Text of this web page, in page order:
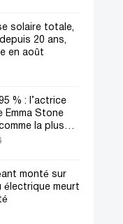
solaire totale,
20 ans,
en août
% : l’actrice
Emma Stone
la plus
du monde !
monté sur
électrique meurt